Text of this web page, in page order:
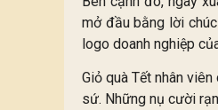
mở đầu bằng lời
logo doanh nghiệp
Giỏ quà Tết nhân
sứ. Những nụ cười